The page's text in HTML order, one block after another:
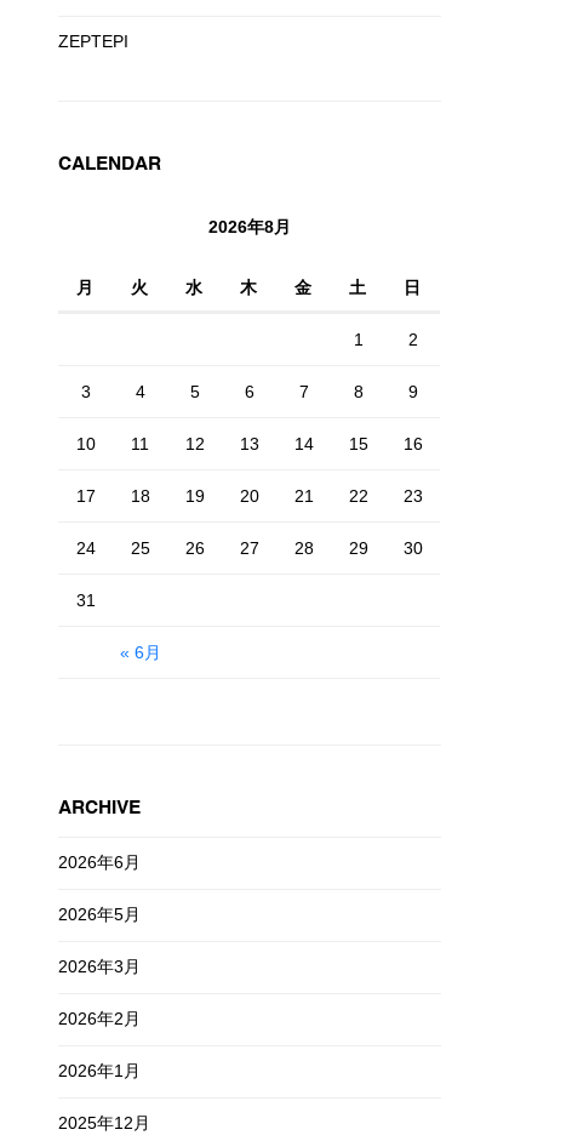
ZEPTEPI
CALENDAR
2026年8月
月 火 水 木 金 土 日
« 6月
1 2
3 4 5 6 7 8 9
10 11 12 13 14 15 16
17 18 19 20 21 22 23
24 25 26 27 28 29 30
31
ARCHIVE
2026年6月
2026年5月
2026年3月
2026年2月
2026年1月
2025年12月